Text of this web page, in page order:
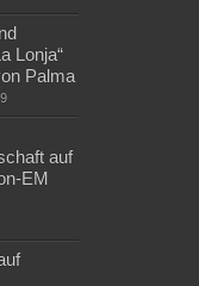
Lonja“
Palma
auf
EM